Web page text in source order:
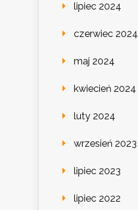
lipiec 2024
czerwiec 2024
maj 2024
kwiecień 2024
luty 2024
wrzesień 2023
lipiec 2023
lipiec 2022